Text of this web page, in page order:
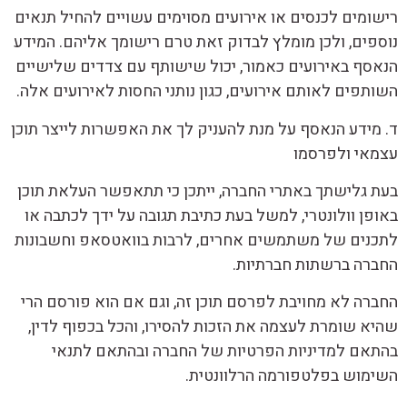
רישומים לכנסים או אירועים מסוימים עשויים להחיל תנאים
נוספים, ולכן מומלץ לבדוק זאת טרם רישומך אליהם. המידע
הנאסף באירועים כאמור, יכול שישותף עם צדדים שלישיים
השותפים לאותם אירועים, כגון נותני החסות לאירועים אלה.
ד. מידע הנאסף על מנת להעניק לך את האפשרות לייצר תוכן
עצמאי ולפרסמו
בעת גלישתך באתרי החברה, ייתכן כי תתאפשר העלאת תוכן
באופן וולונטרי, למשל בעת כתיבת תגובה על ידך לכתבה או
לתכנים של משתמשים אחרים, לרבות בוואטסאפ וחשבונות
החברה ברשתות חברתיות.
החברה לא מחויבת לפרסם תוכן זה, וגם אם הוא פורסם הרי
שהיא שומרת לעצמה את הזכות להסירו, והכל בכפוף לדין,
בהתאם למדיניות הפרטיות של החברה ובהתאם לתנאי
השימוש בפלטפורמה הרלוונטית.